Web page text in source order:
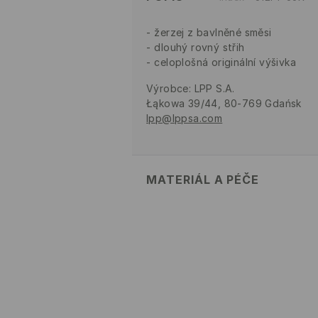
žerzej z bavlněné směsi
dlouhý rovný střih
celoplošná originální výšivka
Výrobce: LPP S.A.
Łąkowa 39/44, 80-769 Gdańsk
lpp@lppsa.com
MATERIÁL A PÉČE